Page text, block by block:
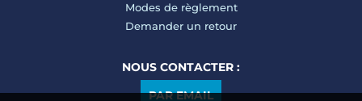
Modes de règlement
Demander un retour
NOUS CONTACTER :
PAR EMAIL